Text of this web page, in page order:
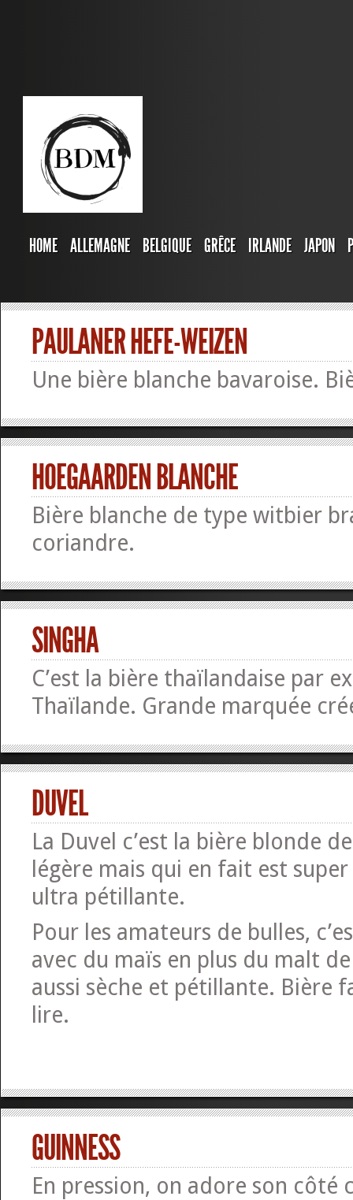
HOME ALLEMAGNE BELGIQUE GRÊCE IRLANDE JAPON
PAULANER HEFE-WEIZEN
Une bière blanche bavaroise.
HOEGAARDEN BLANCHE
Bière blanche de type witbier
coriandre.
SINGHA
C’est la bière thaïlandaise par
Thaïlande. Grande marquée
DUVEL
La Duvel c’est la bière blonde
légère mais qui en fait est
ultra pétillante.
Pour les amateurs de bulles,
avec du maïs en plus du malt
aussi sèche et pétillante. Bière
lire.
GUINNESS
En pression, on adore son